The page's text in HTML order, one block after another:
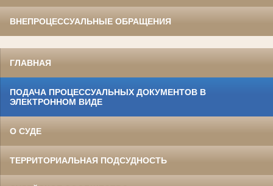
ВНЕПРОЦЕССУАЛЬНЫЕ ОБРАЩЕНИЯ
ГЛАВНАЯ
ПОДАЧА ПРОЦЕССУАЛЬНЫХ ДОКУМЕНТОВ В
ЭЛЕКТРОННОМ ВИДЕ
О СУДЕ
ТЕРРИТОРИАЛЬНАЯ ПОДСУДНОСТЬ